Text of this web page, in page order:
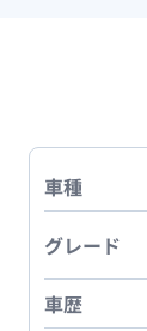
車種
グレード
車歴